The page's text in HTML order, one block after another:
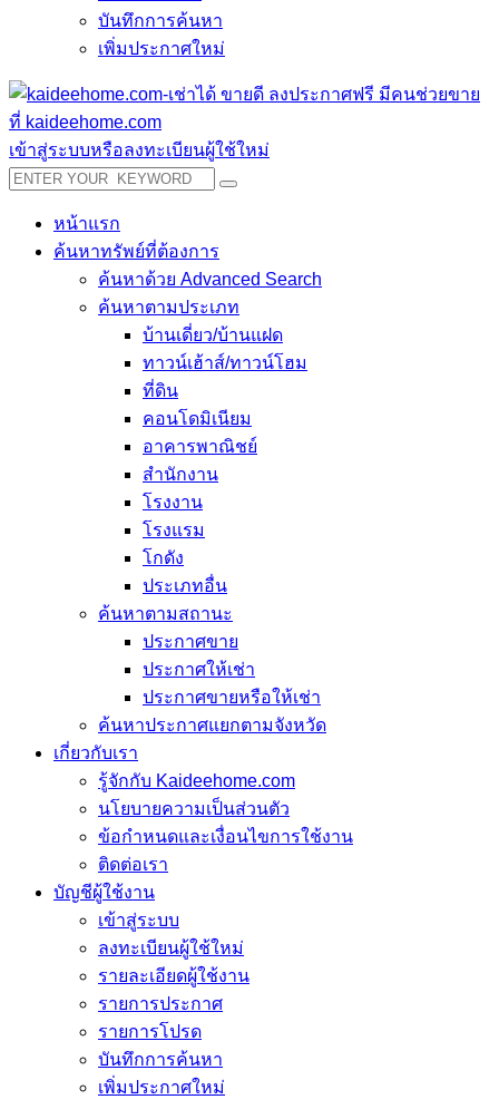
บันทึกการค้นหา
เพิ่มประกาศใหม่
เข้าสู่ระบบหรือลงทะเบียนผู้ใช้ใหม่
หน้าแรก
ค้นหาทรัพย์ที่ต้องการ
ค้นหาด้วย Advanced Search
ค้นหาตามประเภท
บ้านเดี่ยว/บ้านแฝด
ทาวน์เฮ้าส์/ทาวน์โฮม
ที่ดิน
คอนโดมิเนียม
อาคารพาณิชย์
สำนักงาน
โรงงาน
โรงแรม
โกดัง
ประเภทอื่น
ค้นหาตามสถานะ
ประกาศขาย
ประกาศให้เช่า
ประกาศขายหรือให้เช่า
ค้นหาประกาศแยกตามจังหวัด
เกี่ยวกับเรา
รู้จักกับ Kaideehome.com
นโยบายความเป็นส่วนตัว
ข้อกำหนดและเงื่อนไขการใช้งาน
ติดต่อเรา
บัญชีผู้ใช้งาน
เข้าสู่ระบบ
ลงทะเบียนผู้ใช้ใหม่
รายละเอียดผู้ใช้งาน
รายการประกาศ
รายการโปรด
บันทึกการค้นหา
เพิ่มประกาศใหม่